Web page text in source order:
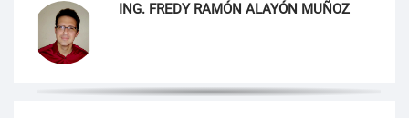
ING. FREDY RAMÓN ALAYÓN MUÑOZ